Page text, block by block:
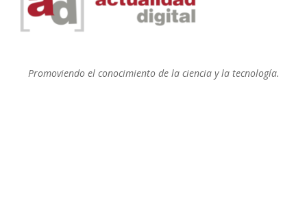
Promoviendo el conocimiento de la ciencia y la tecnología.